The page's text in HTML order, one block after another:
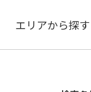
エリアから探す